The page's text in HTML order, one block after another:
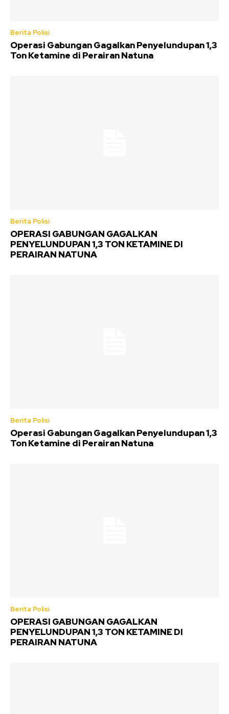
Berita Polisi
Operasi Gabungan Gagalkan Penyelundupan 1,3
Ton Ketamine di Perairan Natuna
Berita Polisi
OPERASI GABUNGAN GAGALKAN
PENYELUNDUPAN 1,3 TON KETAMINE DI
PERAIRAN NATUNA
Berita Polisi
Operasi Gabungan Gagalkan Penyelundupan 1,3
Ton Ketamine di Perairan Natuna
Berita Polisi
OPERASI GABUNGAN GAGALKAN
PENYELUNDUPAN 1,3 TON KETAMINE DI
PERAIRAN NATUNA